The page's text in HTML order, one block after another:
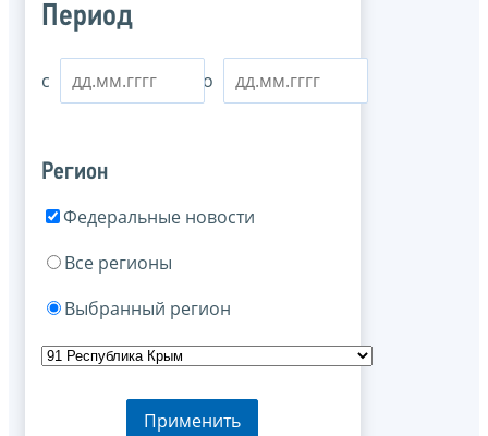
Период
с по
Регион
Федеральные новости
Все регионы
Выбранный регион
Применить